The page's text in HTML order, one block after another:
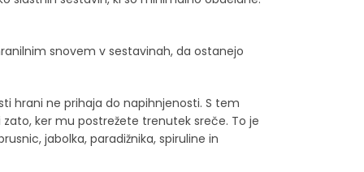
snovem v sestavinah, da ostanejo
hrani ne prihaja do napihnjenosti. S tem
ker mu postrežete trenutek sreče. To je
jabolka, paradižnika, spiruline in